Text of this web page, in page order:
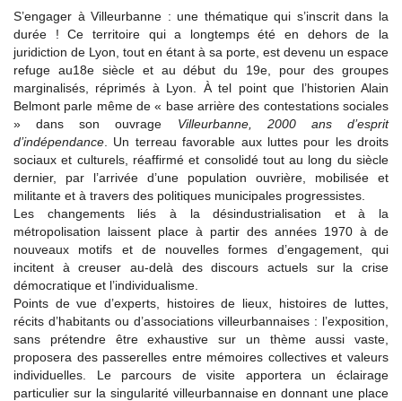
S’engager à Villeurbanne : une thématique qui s’inscrit dans la
durée ! Ce territoire qui a longtemps été en dehors de la
juridiction de Lyon, tout en étant à sa porte, est devenu un espace
refuge au18e siècle et au début du 19e, pour des groupes
marginalisés, réprimés à Lyon. À tel point que l’historien Alain
Belmont parle même de « base arrière des contestations sociales
» dans son ouvrage Villeurbanne, 2000 ans d’esprit
d’indépendance . Un terreau favorable aux luttes pour les droits
sociaux et culturels, réaffirmé et consolidé tout au long du siècle
dernier, par l’arrivée d’une population ouvrière, mobilisée et
militante et à travers des politiques municipales progressistes.
Les changements liés à la désindustrialisation et à la
métropolisation laissent place à partir des années 1970 à de
nouveaux motifs et de nouvelles formes d’engagement, qui
incitent à creuser au-delà des discours actuels sur la crise
démocratique et l’individualisme.
Points de vue d’experts, histoires de lieux, histoires de luttes,
récits d’habitants ou d’associations villeurbannaises : l’exposition,
sans prétendre être exhaustive sur un thème aussi vaste,
proposera des passerelles entre mémoires collectives et valeurs
individuelles. Le parcours de visite apportera un éclairage
particulier sur la singularité villeurbannaise en donnant une place